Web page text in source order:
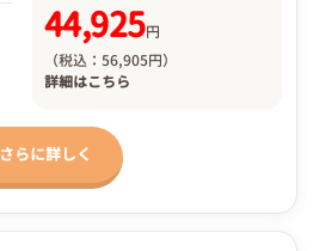
44,925円
（税込：56,905円）
詳細はこちら
さらに詳しく